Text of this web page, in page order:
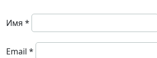
Имя *
Email *